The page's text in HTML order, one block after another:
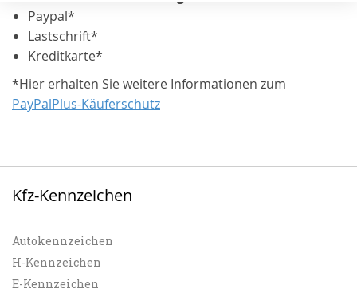
Paypal*
Lastschrift*
Kreditkarte*
*Hier erhalten Sie weitere Informationen zum
PayPalPlus-Käuferschutz
Kfz-Kennzeichen
Autokennzeichen
H-Kennzeichen
E-Kennzeichen